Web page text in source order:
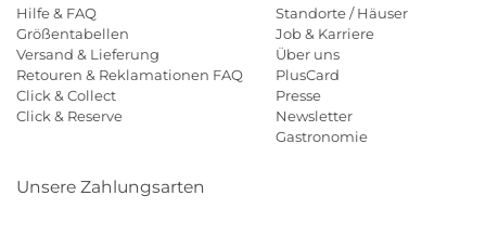
Hilfe & FAQ
Größentabellen
Versand & Lieferung
Retouren & Reklamationen FAQ
Click & Collect
Click & Reserve
Standorte / Häuser
Job & Karriere
Über uns
PlusCard
Presse
Newsletter
Gastronomie
Unsere Zahlungsarten